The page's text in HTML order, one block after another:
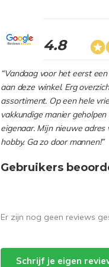
4.8
“Vandaag voor het eerst
aan deze winkel. Erg
assortiment. Op een hele
vakkundige manier geholpen
eigenaar. Mijn nieuwe adres
hobby. Ga zo door mannen!”
Gebruikers
Er zijn nog geen reviews
Schrijf je eigen